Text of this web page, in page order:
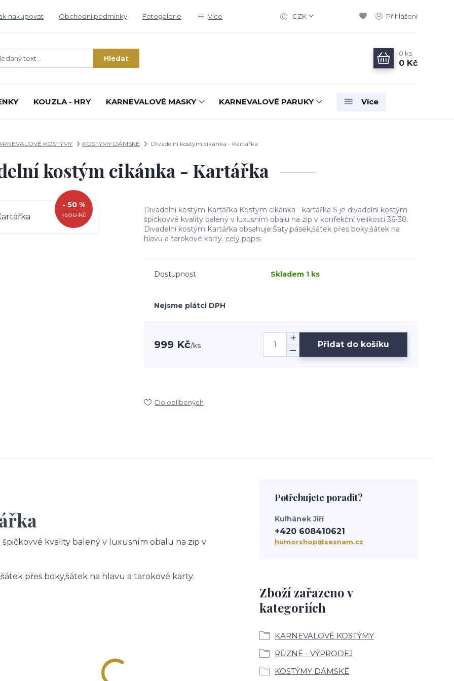
nakupovat Obchodní podmínky Fotogalerie Více CZK Přihlášení
Hledat
0 ks
0 Kč
KOUZLA - HRY KARNEVALOVÉ MASKY KARNEVALOVÉ PARUKY Více
KOSTÝMY KOSTÝMY DÁMSKÉ Divadelní kostým cikánka - Kartářka
kostým cikánka - Kartářka
1 990 Kč
- 50 %
Divadelní kostým Kartářka Kostým cikánka - kartářka S je divadelní kostým
špičkovvé kvality balený v luxusním obalu na zip v konfekční velikosti 36-38.
Divadelní kostým Kartářka obsahuje:Šaty,pásek,šátek přes boky,šátek na
hlavu a tarokové karty. celý popis
Dostupnost Skladem 1 ks
Nejsme plátci DPH
999 Kč/ks Přidat do košíku
Do oblíbených
kvality balený v luxusním obalu na zip v
přes boky,šátek na hlavu a tarokové karty.
Zboží zařazeno v
kategoriích
KARNEVALOVÉ KOSTÝMY
RŮZNÉ - VÝPRODEJ
KOSTÝMY DÁMSKÉ
Potřebujete poradit?
Kulhánek Jiří
+420 608410621
humorshop@seznam.cz